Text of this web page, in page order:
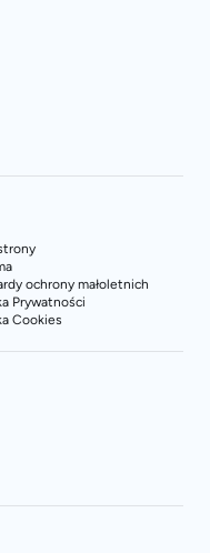
ochrony małoletnich
Prywatności
Cookies